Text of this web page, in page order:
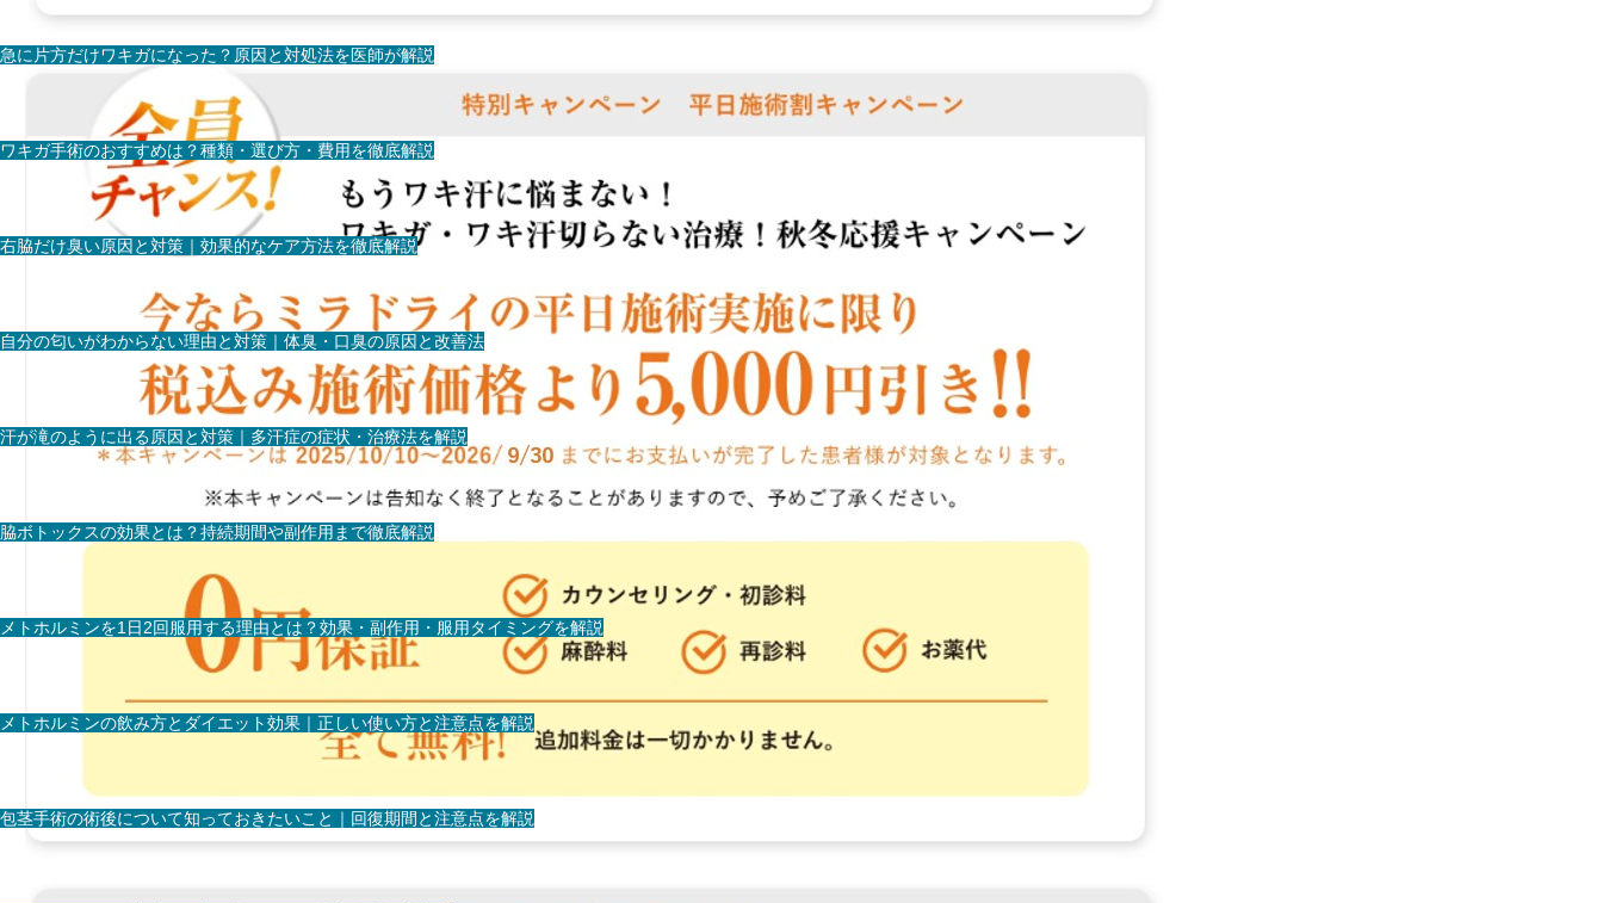
急に片方だけワキガになった？原因と対処法を医師が解説
ワキガ手術のおすすめは？種類・選び方・費用を徹底解説
右脇だけ臭い原因と対策｜効果的なケア方法を徹底解説
自分の匂いがわからない理由と対策｜体臭・口臭の原因と改善法
汗が滝のように出る原因と対策｜多汗症の症状・治療法を解説
脇ボトックスの効果とは？持続期間や副作用まで徹底解説
メトホルミンを1日2回服用する理由とは？効果・副作用・服用タイミングを解説
メトホルミンの飲み方とダイエット効果｜正しい使い方と注意点を解説
包茎手術の術後について知っておきたいこと｜回復期間と注意点を解説